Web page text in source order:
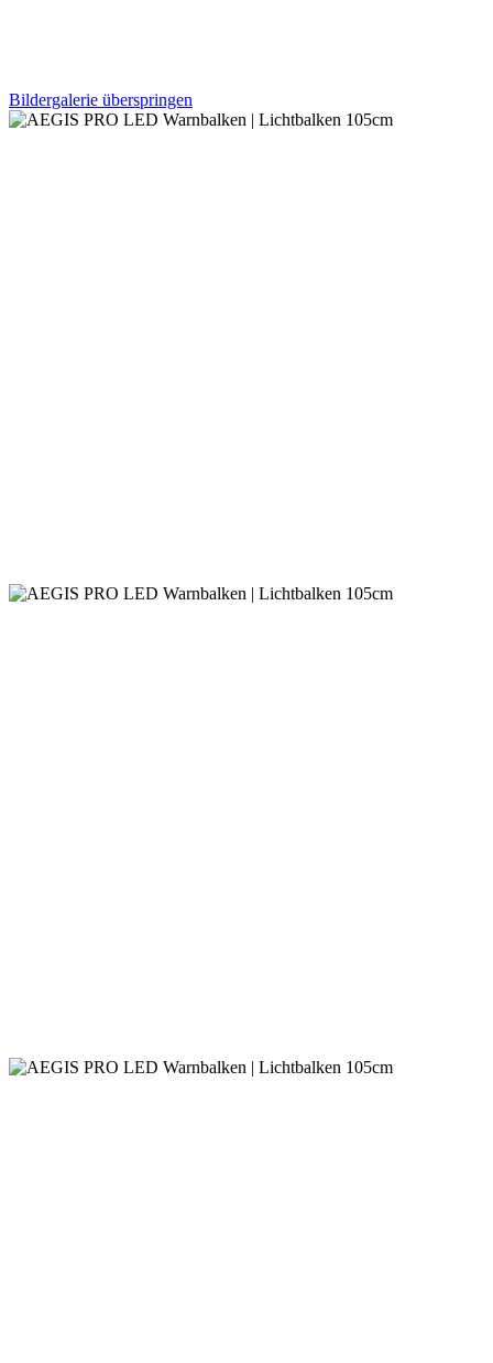
Bildergalerie überspringen